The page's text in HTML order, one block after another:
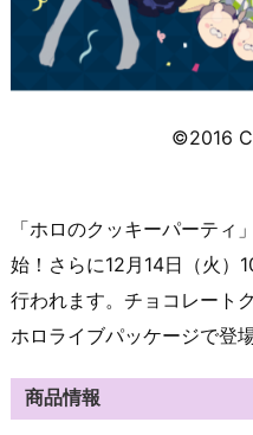
©2016
「ホロのクッキーパーティ
始！さらに12月14日（火）
行われます。チョコレート
ホロライブパッケージで登場
商品情報